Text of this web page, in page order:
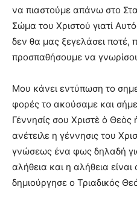
να πιαστούμε απάνω στο
Σώμα του Χριστού γιατί
δεν θα μας ξεγελάσει ποτέ,
προσπαθήσουμε να
Μου κάνει εντύπωση το
φορές το ακούσαμε και
Γέννησίς σου Χριστὲ ὁ
ανέτειλε η γέννησις του
γνώσεως ένα φως δηλαδή
αλήθεια και η αλήθεια είναι
δημιούργησε ο Τριαδικός